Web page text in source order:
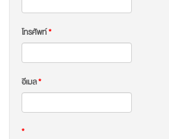
โทรศัพท์*
อีเมล*
*